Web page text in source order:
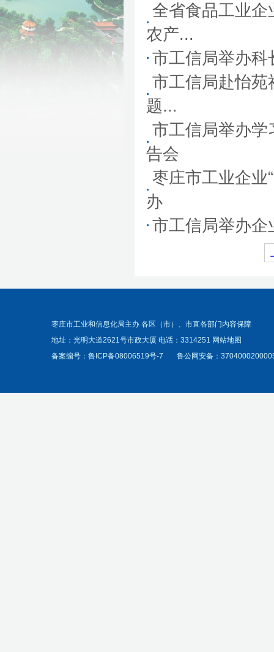
全省食品工业
农产...
市工信局举办科
市工信局赴怡苑
题...
市工信局举办
告会
枣庄市工业企业
办
市工信局举办企
枣庄市工业和信息化局主办 各区（市）、市直各部门内容保障
地址：光明大道2621号市政大厦 电话：3314251 网站地图
备案编号： 鲁ICP备08006519号-7 鲁公网安备：